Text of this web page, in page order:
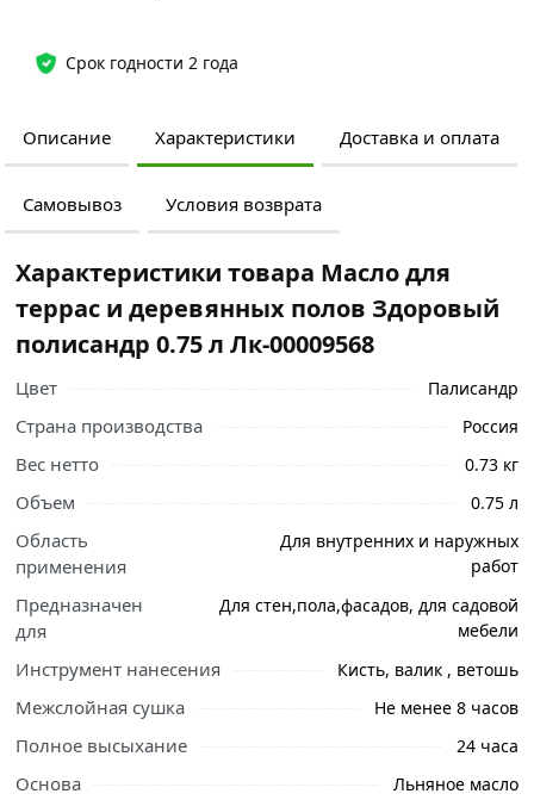
Срок годности 2 года
Описание Характеристики Доставка и оплата
Самовывоз Условия возврата
Ознакомьтесь с подробными характеристиками,
правильный выбор и заказать онлайн. Наши
профессиональные менеджеры обработают заказ и
Характеристики товара Масло для
террас и деревянных полов Здоровый
полисандр 0.75 л Лк-00009568
Цвет Палисандр
Страна производства Россия
Вес нетто 0.73 кг
Объем 0.75 л
Область
применения
Для внутренних и наружных
работ
Предназначен
для
Для стен,пола,фасадов, для садовой
мебели
Инструмент нанесения Кисть, валик , ветошь
Межслойная сушка Не менее 8 часов
Полное высыхание 24 часа
Основа Льняное масло